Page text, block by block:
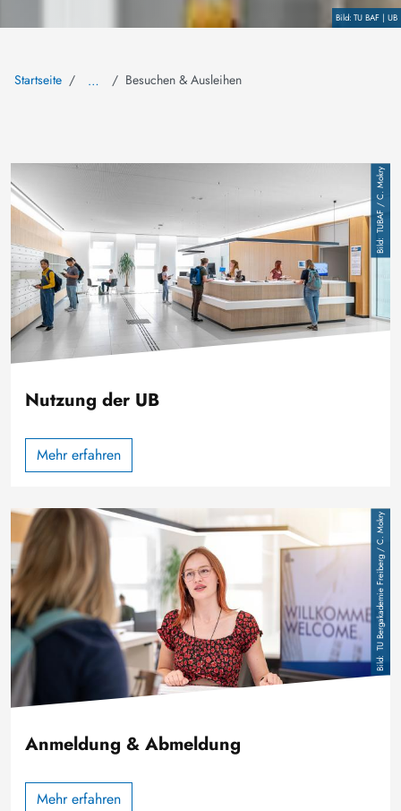
CopyrightTU BAF | UB
Startseite … Besuchen & Ausleihen
Bild TUBAF / C. Mokry
Nutzung der UB
Mehr erfahren
Bild TU Bergakademie Freiberg / C. Mokry
Anmeldung & Abmeldung
Mehr erfahren